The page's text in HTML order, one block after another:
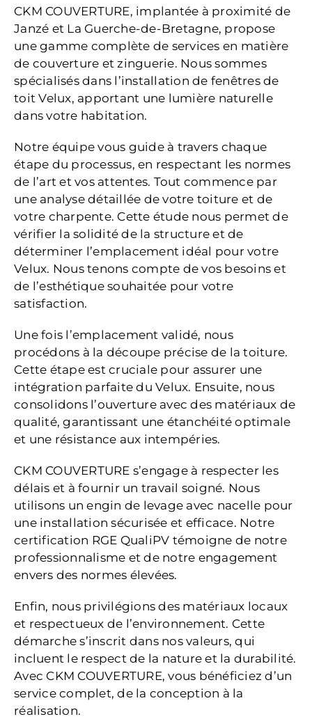
CKM COUVERTURE, implantée à proximité de
Janzé et La Guerche-de-Bretagne, propose
une gamme complète de services en matière
de couverture et zinguerie. Nous sommes
spécialisés dans l’installation de fenêtres de
toit Velux, apportant une lumière naturelle
dans votre habitation.
Notre équipe vous guide à travers chaque
étape du processus, en respectant les normes
de l’art et vos attentes. Tout commence par
une analyse détaillée de votre toiture et de
votre charpente. Cette étude nous permet de
vérifier la solidité de la structure et de
déterminer l’emplacement idéal pour votre
Velux. Nous tenons compte de vos besoins et
de l’esthétique souhaitée pour votre
satisfaction.
Une fois l’emplacement validé, nous
procédons à la découpe précise de la toiture.
Cette étape est cruciale pour assurer une
intégration parfaite du Velux. Ensuite, nous
consolidons l’ouverture avec des matériaux de
qualité, garantissant une étanchéité optimale
et une résistance aux intempéries.
CKM COUVERTURE s’engage à respecter les
délais et à fournir un travail soigné. Nous
utilisons un engin de levage avec nacelle pour
une installation sécurisée et efficace. Notre
certification RGE QualiPV témoigne de notre
professionnalisme et de notre engagement
envers des normes élevées.
Enfin, nous privilégions des matériaux locaux
et respectueux de l’environnement. Cette
démarche s’inscrit dans nos valeurs, qui
incluent le respect de la nature et la durabilité.
Avec CKM COUVERTURE, vous bénéficiez d’un
service complet, de la conception à la
réalisation.